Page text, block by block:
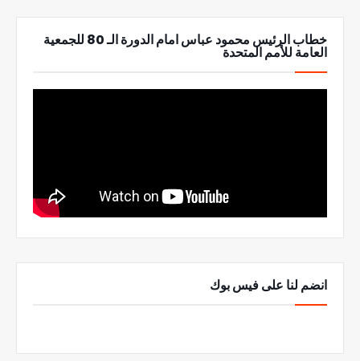
خطاب الرئيس محمود عباس امام الدورة الـ 80 للجمعية
العامة للأمم المتحدة
انضم لنا على فيس بوك